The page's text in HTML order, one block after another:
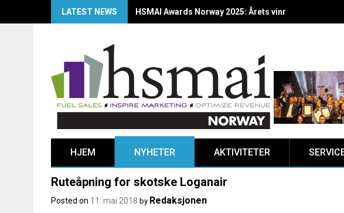
LATEST NEWS HSMAI Awards Norway 2025: Årets vinnere kåret på
HJEM NYHETER AKTIVITETER
Ruteåpning for skotske Loganair
Posted on 11. mai 2018 by Redaksjonen